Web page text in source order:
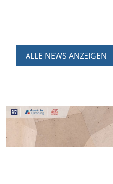
ALLE NEWS ANZEIGEN